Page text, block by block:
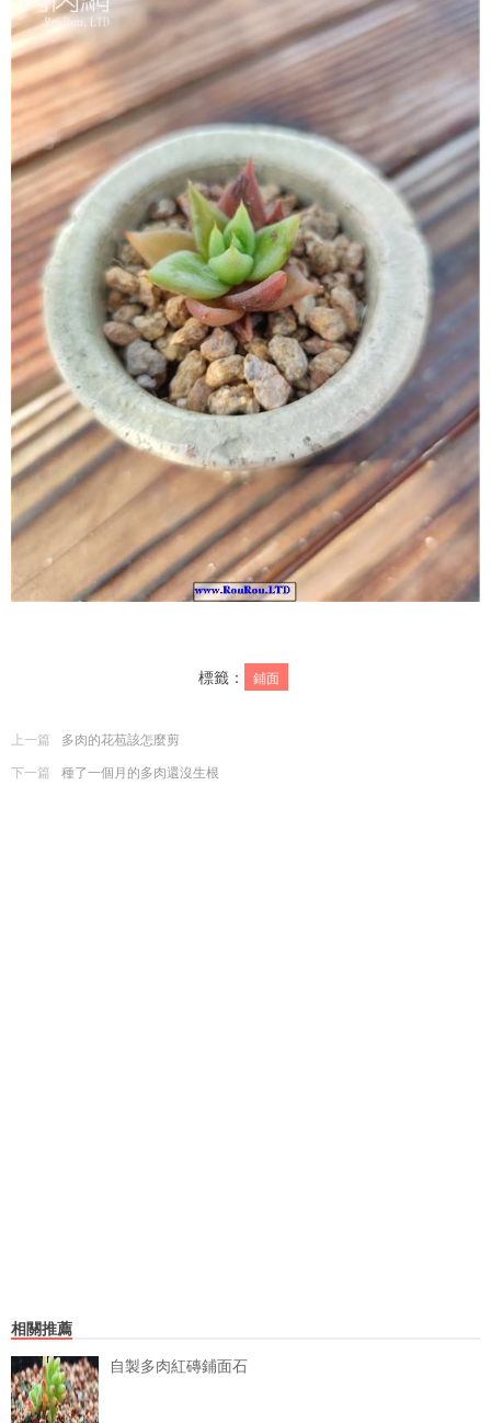
標籤： 鋪面
上一篇
多肉的花苞該怎麼剪
下一篇
種了一個月的多肉還沒生根
相關推薦
自製多肉紅磚鋪面石